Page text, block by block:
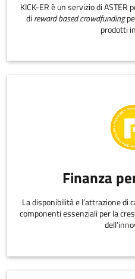
KICK-ER è un servizio di
di reward based crowdfunding
prodotti
Finanza
La disponibilità e l’attrazione
componenti essenziali per la